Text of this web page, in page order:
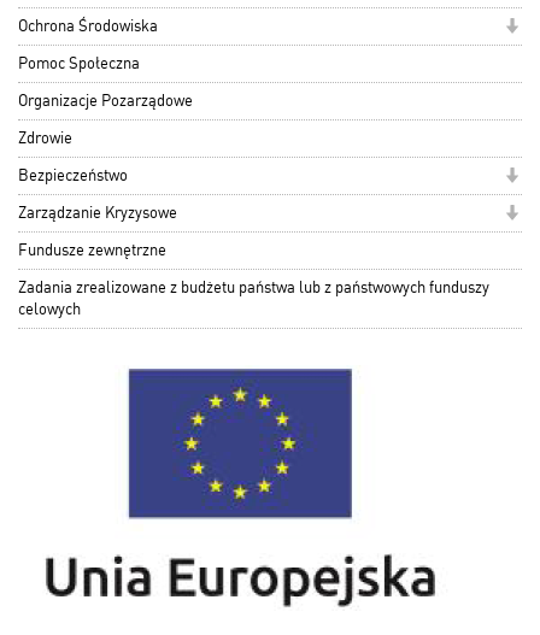
Ochrona Środowiska
Pomoc Społeczna
Organizacje Pozarządowe
Zdrowie
Bezpieczeństwo
Zarządzanie Kryzysowe
Fundusze zewnętrzne
Zadania zrealizowane z budżetu państwa lub z państwowych funduszy
celowych